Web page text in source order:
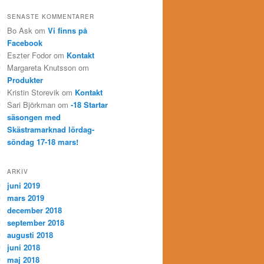
SENASTE KOMMENTARER
Bo Ask om Vi finns på
Facebook
Eszter Fodor om Kontakt
Margareta Knutsson om
Produkter
Kristin Storevik om Kontakt
Sari Björkman om -18 Startar
säsongen med
Skästramarknad lördag-
söndag 17-18 mars!
ARKIV
juni 2019
mars 2019
december 2018
september 2018
augusti 2018
juni 2018
maj 2018